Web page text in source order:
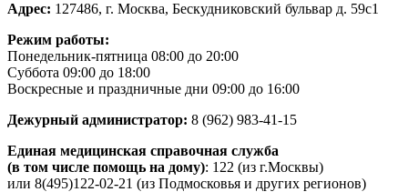
Адрес: 127486, г. Москва, Бескудниковский бульвар д. 59с1
Режим работы:
Понедельник-пятница 08:00 до 20:00
Суббота 09:00 до 18:00
Воскресные и праздничные дни 09:00 до 16:00
Дежурный администратор: 8 (962) 983-41-15
Единая медицинская справочная служба
(в том числе помощь на дому): 122 (из г.Москвы)
или 8(495)122-02-21 (из Подмосковья и других регионов)